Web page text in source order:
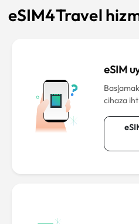
eSIM4Travel
eSIM
cihaza